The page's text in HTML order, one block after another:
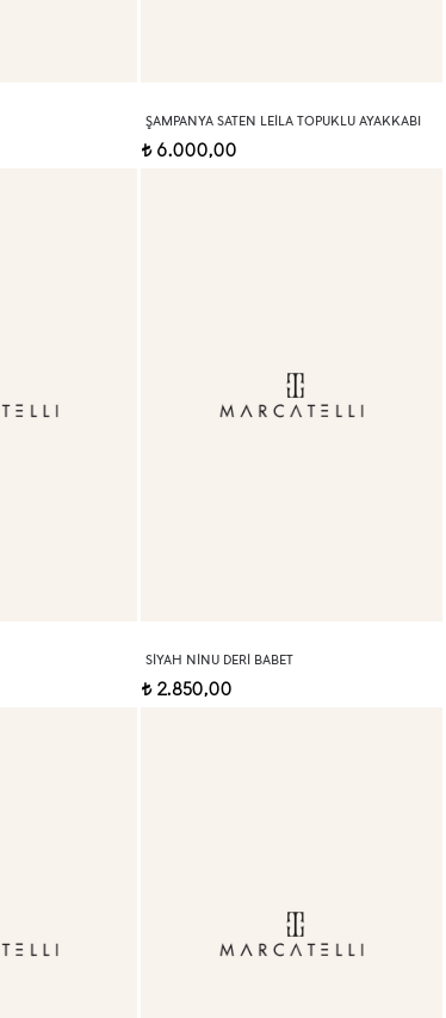
ŞAMPANYA SATEN LEILA TOPUKLU AYAKKABI
t6.000,00
SIYAH NINU DERI BABET
t2.850,00